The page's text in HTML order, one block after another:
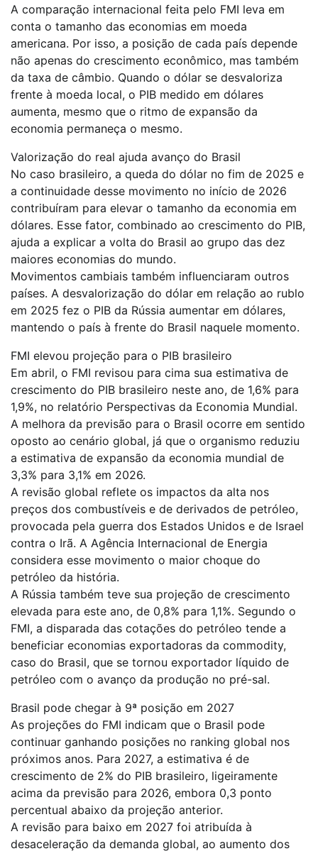
A comparação internacional feita pelo FMI leva em
conta o tamanho das economias em moeda
americana. Por isso, a posição de cada país depende
não apenas do crescimento econômico, mas também
da taxa de câmbio. Quando o dólar se desvaloriza
frente à moeda local, o PIB medido em dólares
aumenta, mesmo que o ritmo de expansão da
economia permaneça o mesmo.
Valorização do real ajuda avanço do Brasil
No caso brasileiro, a queda do dólar no fim de 2025 e
a continuidade desse movimento no início de 2026
contribuíram para elevar o tamanho da economia em
dólares. Esse fator, combinado ao crescimento do PIB,
ajuda a explicar a volta do Brasil ao grupo das dez
maiores economias do mundo.
Movimentos cambiais também influenciaram outros
países. A desvalorização do dólar em relação ao rublo
em 2025 fez o PIB da Rússia aumentar em dólares,
mantendo o país à frente do Brasil naquele momento.
FMI elevou projeção para o PIB brasileiro
Em abril, o FMI revisou para cima sua estimativa de
crescimento do PIB brasileiro neste ano, de 1,6% para
1,9%, no relatório Perspectivas da Economia Mundial.
A melhora da previsão para o Brasil ocorre em sentido
oposto ao cenário global, já que o organismo reduziu
a estimativa de expansão da economia mundial de
3,3% para 3,1% em 2026.
A revisão global reflete os impactos da alta nos
preços dos combustíveis e de derivados de petróleo,
provocada pela guerra dos Estados Unidos e de Israel
contra o Irã. A Agência Internacional de Energia
considera esse movimento o maior choque do
petróleo da história.
A Rússia também teve sua projeção de crescimento
elevada para este ano, de 0,8% para 1,1%. Segundo o
FMI, a disparada das cotações do petróleo tende a
beneficiar economias exportadoras da commodity,
caso do Brasil, que se tornou exportador líquido de
petróleo com o avanço da produção no pré-sal.
Brasil pode chegar à 9ª posição em 2027
As projeções do FMI indicam que o Brasil pode
continuar ganhando posições no ranking global nos
próximos anos. Para 2027, a estimativa é de
crescimento de 2% do PIB brasileiro, ligeiramente
acima da previsão para 2026, embora 0,3 ponto
percentual abaixo da projeção anterior.
A revisão para baixo em 2027 foi atribuída à
desaceleração da demanda global, ao aumento dos